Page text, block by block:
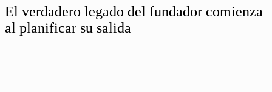
El verdadero legado del fundador comienza
al planificar su salida